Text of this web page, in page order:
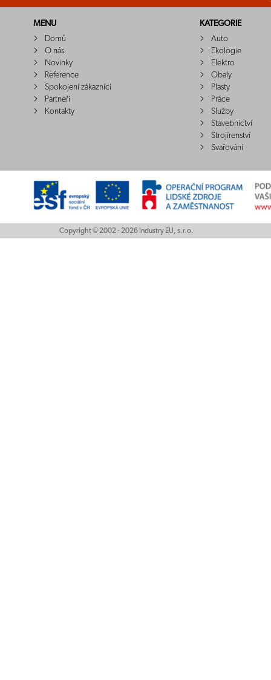
MENU
Domů
O nás
Novinky
Reference
Spokojení zákazníci
Partneři
Kontakty
KATEGORIE
Auto
Ekologie
Elektro
Obaly
Plasty
Práce
Služby
Stavebnictví
Strojírenství
Svařování
Copyright © 2002 - 2026 Industry EU, s.r.o.